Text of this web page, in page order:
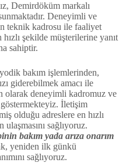
Demirdöküm markalı
Deneyimli ve
teknik kadrosu ile faaliyet
şekilde müşterilerine yanıt
sahiptir.
bakım işlemlerinden,
giderebilmek amacı ile
olarak deneyimli kadromuz ve
İletişim
olduğu adreslere en hızlı
sağlıyoruz.
bakım yada arıza onarım
yeniden ilk günkü
sağlıyoruz.